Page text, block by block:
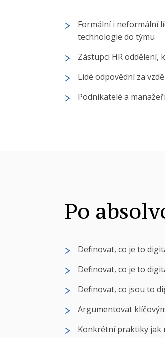
Formální i neformální
technologie do týmu
Zástupci HR
Lidé odpovědní za
Podnikatelé a
Po
Definovat, co je to
Definovat, co je to
Definovat, co jsou to
Argumentovat
Konkrétní praktiky jak